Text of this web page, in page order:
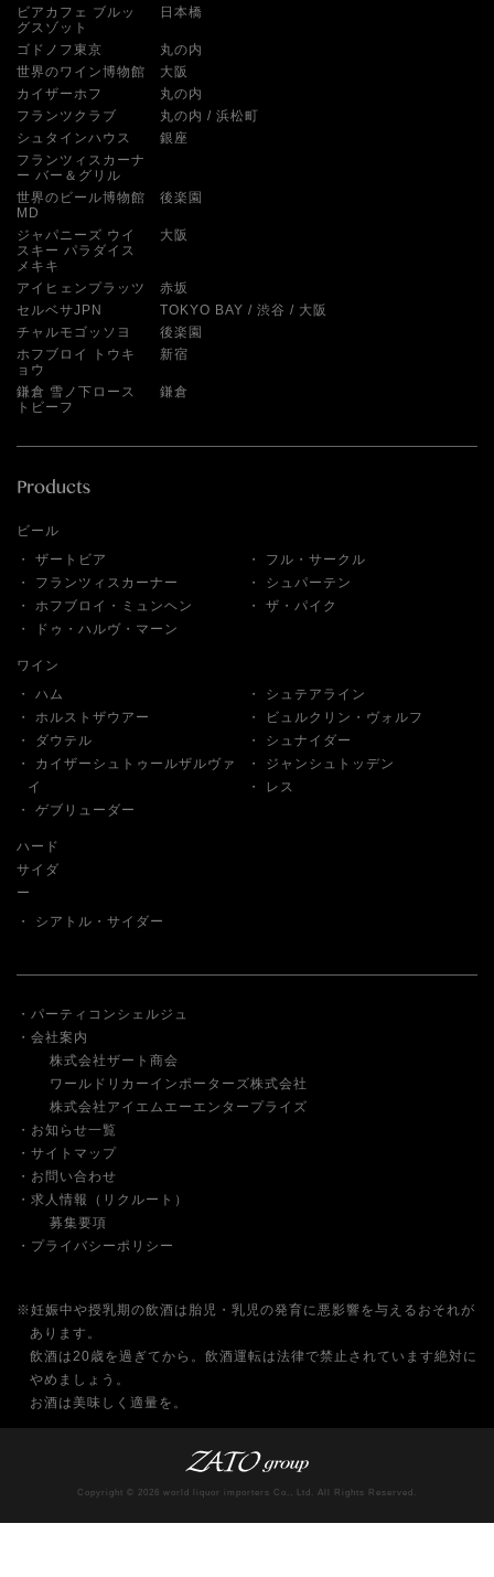
ビアカフェ ブルッ
グスゾット
日本橋
ゴドノフ東京
丸の内
世界のワイン博物館
大阪
カイザーホフ
丸の内
フランツクラブ
丸の内
浜松町
シュタインハウス
銀座
フランツィスカーナ
ー バー＆グリル
世界のビール博物館
MD
後楽園
ジャパニーズ ウイ
スキー パラダイス
メキキ
大阪
アイヒェンプラッツ
赤坂
セルベサJPN
TOKYO BAY 渋谷
大阪
チャルモゴッソヨ
後楽園
ホフブロイ トウキ
ョウ
新宿
鎌倉 雪ノ下ロース
トビーフ
鎌倉
ビール
ザートビア
フル・サークル
フランツィスカーナー
シュパーテン
ホフブロイ・ミュンヘン
ザ・パイク
ドゥ・ハルヴ・マーン
ワイン
ハム
シュテアライン
ホルストザウアー
ビュルクリン・ヴォルフ
ダウテル
シュナイダー
カイザーシュトゥールザルヴァ
イ
ジャンシュトッデン
レス
ゲブリューダー
ハード
サイダ
ー
シアトル・サイダー
パーティコンシェルジュ
会社案内
株式会社ザート商会
ワールドリカーインポーターズ株式会社
株式会社アイエムエーエンタープライズ
お知らせ一覧
サイトマップ
お問い合わせ
求人情報（リクルート）
募集要項
プライバシーポリシー
※妊娠中や授乳期の飲酒は胎児・乳児の発育に悪影響を与えるおそれが
あります。
飲酒は20歳を過ぎてから。飲酒運転は法律で禁止されています絶対に
やめましょう。
お酒は美味しく適量を。
Copyright © 2026 world liquor importers Co., Ltd. All Rights Reserved.